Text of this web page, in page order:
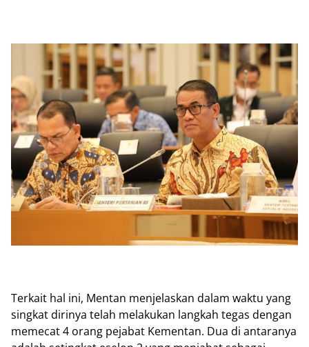
Terkait hal ini, Mentan menjelaskan dalam waktu yang
singkat dirinya telah melakukan langkah tegas dengan
memecat 4 orang pejabat Kementan. Dua di antaranya